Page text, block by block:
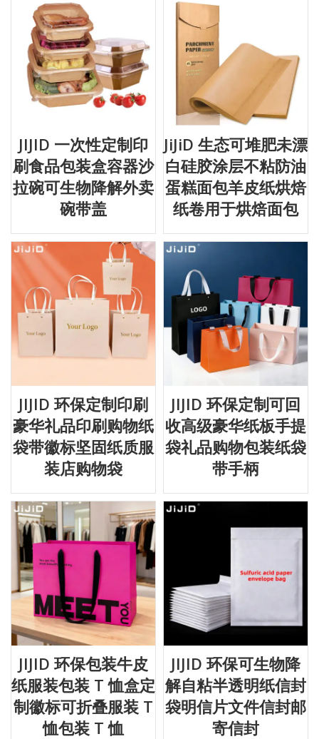
JIJID 一次性定制印
刷食品包装盒容器沙
拉碗可生物降解外卖
碗带盖
JiJiD 生态可堆肥未漂
白硅胶涂层不粘防油
蛋糕面包羊皮纸烘焙
纸卷用于烘焙面包
JIJID 环保定制印刷
豪华礼品印刷购物纸
袋带徽标坚固纸质服
装店购物袋
JIJID 环保定制可回
收高级豪华纸板手提
袋礼品购物包装纸袋
带手柄
JIJID 环保包装牛皮
纸服装包装 T 恤盒定
制徽标可折叠服装 T
恤包装 T 恤
JIJID 环保可生物降
解自粘半透明纸信封
袋明信片文件信封邮
寄信封